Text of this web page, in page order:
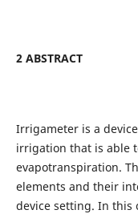
2 ABSTRACT
Irrigameter is a
irrigation that is able
evapotranspiration.
elements and their
device setting. In this